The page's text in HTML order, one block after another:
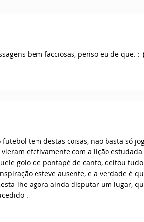
bem facciosas, penso eu de que. :-
futebol tem destas coisas, não basta só
efetivamente com a lição
golo de pontapé de canto, deitou
esteve ausente, e a verdade é
lhe agora ainda disputar um lugar,
.